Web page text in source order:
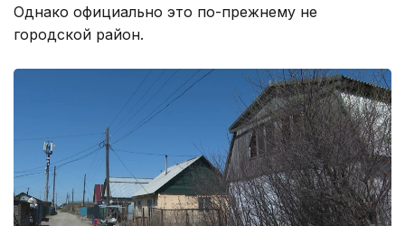
Однако официально это по-прежнему не
городской район.